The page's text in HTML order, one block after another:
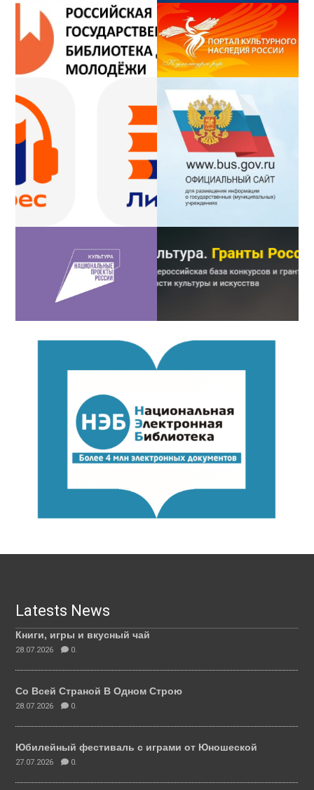
Latests News
Книги, игры и вкусный чай
28.07.2026 0.
Со Всей Страной В Одном Строю
28.07.2026 0.
Юбилейный фестиваль с играми от Юношеской
27.07.2026 0.